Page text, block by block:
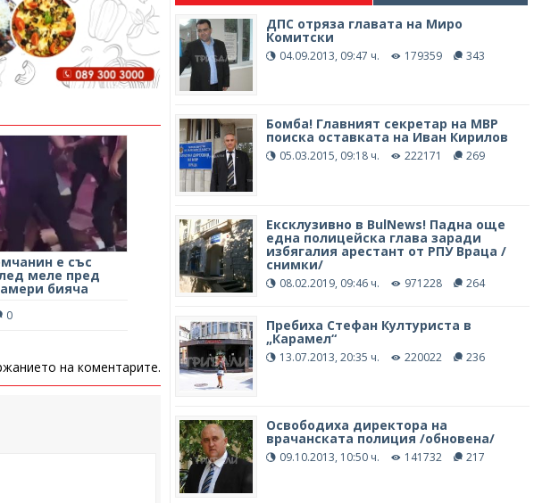
е със
меле пред
бияча
0
на коментарите.
ДПС отряза главата на Миро
Комитски
04.09.2013, 09:47 ч. 179359 343
Бомба! Главният секретар на МВР
поиска оставката на Иван Кирилов
05.03.2015, 09:18 ч. 222171 269
Ексклузивно в BulNews! Падна още
една полицейска глава заради
избягалия арестант от РПУ Враца /
снимки/
08.02.2019, 09:46 ч. 971228 264
Пребиха Стефан Културиста в
„Карамел“
13.07.2013, 20:35 ч. 220022 236
Освободиха директора на
врачанската полиция /обновена/
09.10.2013, 10:50 ч. 141732 217